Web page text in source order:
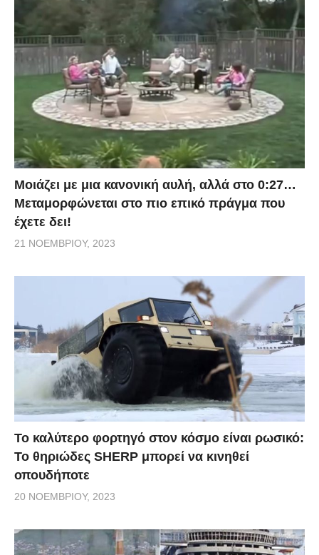
Μοιάζει με μια κανονική αυλή, αλλά στο 0:27…
Μεταμορφώνεται στο πιο επικό πράγμα που
έχετε δει!
21 ΝΟΕΜΒΡΊΟΥ, 2023
Το καλύτερο φορτηγό στον κόσμο είναι ρωσικό:
Το θηριώδες SHERP μπορεί να κινηθεί
οπουδήποτε
20 ΝΟΕΜΒΡΊΟΥ, 2023